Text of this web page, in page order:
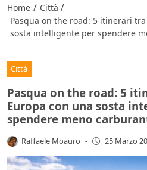
Home / Città /
Pasqua on the road: 5 itinerari
sosta intelligente per spendere
Città
Pasqua on the road: 5
Europa con una sosta
spendere meno
Raffaele Moauro - 25 Marzo